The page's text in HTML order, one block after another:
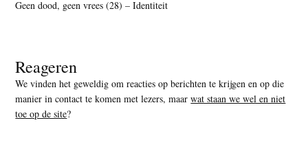
Geen dood, geen vrees (28) – Identiteit
Reageren
We vinden het geweldig om reacties op berichten te krijgen en op die
manier in contact te komen met lezers, maarwat staan we wel en niet
toe op de site?